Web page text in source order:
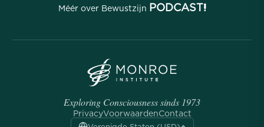
Méér over Bewustzijn PODCAST!
Exploring Consciousness sinds 1973
PrivacyVoorwaardenContact